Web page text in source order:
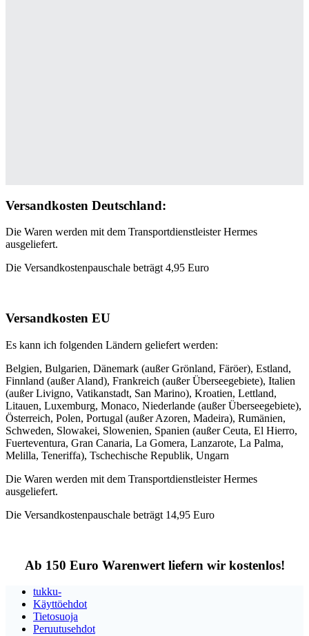
Versandkosten Deutschland:
Die Waren werden mit dem Transportdienstleister Hermes
ausgeliefert.
Die Versandkostenpauschale beträgt 4,95 Euro
Versandkosten EU
Es kann ich folgenden Ländern geliefert werden:
Belgien, Bulgarien, Dänemark (außer Grönland, Färöer), Estland,
Finnland (außer Aland), Frankreich (außer Überseegebiete), Italien
(außer Livigno, Vatikanstadt, San Marino), Kroatien, Lettland,
Litauen, Luxemburg, Monaco, Niederlande (außer Überseegebiete),
Österreich, Polen, Portugal (außer Azoren, Madeira), Rumänien,
Schweden, Slowakei, Slowenien, Spanien (außer Ceuta, El Hierro,
Fuerteventura, Gran Canaria, La Gomera, Lanzarote, La Palma,
Melilla, Teneriffa), Tschechische Republik, Ungarn
Die Waren werden mit dem Transportdienstleister Hermes
ausgeliefert.
Die Versandkostenpauschale beträgt 14,95 Euro
Ab 150 Euro Warenwert liefern wir kostenlos!
tukku-
Käyttöehdot
Tietosuoja
Peruutusehdot